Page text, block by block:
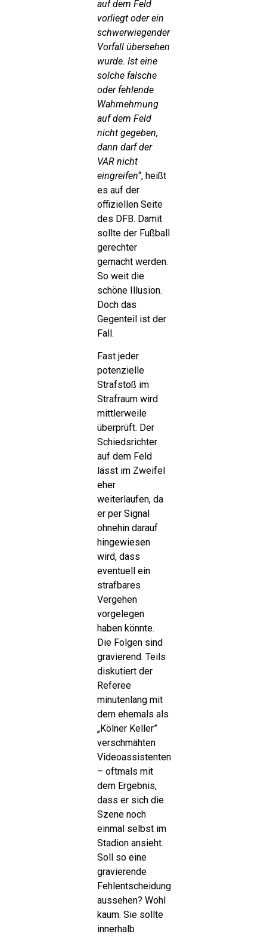
auf dem Feld
vorliegt oder ein
schwerwiegender
Vorfall übersehen
wurde. Ist eine
solche falsche
oder fehlende
Wahrnehmung
auf dem Feld
nicht gegeben,
dann darf der
VAR nicht
eingreifen“, heißt
es auf der
offiziellen Seite
des DFB. Damit
sollte der Fußball
gerechter
gemacht werden.
So weit die
schöne Illusion.
Doch das
Gegenteil ist der
Fall.
Fast jeder
potenzielle
Strafstoß im
Strafraum wird
mittlerweile
überprüft. Der
Schiedsrichter
auf dem Feld
lässt im Zweifel
eher
weiterlaufen, da
er per Signal
ohnehin darauf
hingewiesen
wird, dass
eventuell ein
strafbares
Vergehen
vorgelegen
haben könnte.
Die Folgen sind
gravierend. Teils
diskutiert der
Referee
minutenlang mit
dem ehemals als
„Kölner Keller”
verschmähten
Videoassistenten
– oftmals mit
dem Ergebnis,
dass er sich die
Szene noch
einmal selbst im
Stadion ansieht.
Soll so eine
gravierende
Fehlentscheidung
aussehen? Wohl
kaum. Sie sollte
innerhalb